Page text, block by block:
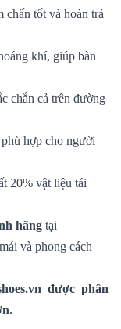
chấn tốt và hoàn trả
khí, giúp bàn
chắn cả trên đường
hợp cho người
20% vật liệu tái
hãng tại
và phong cách
được phân